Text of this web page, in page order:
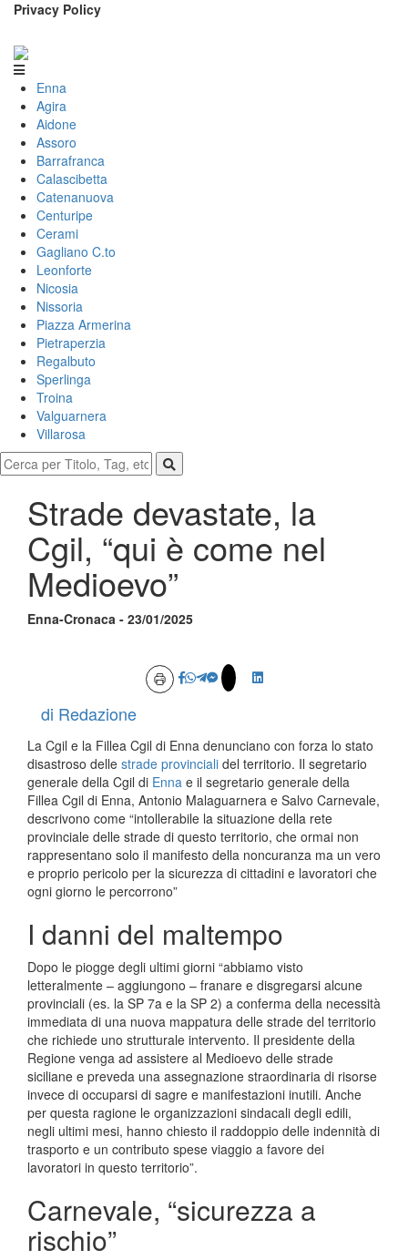
Privacy Policy
Enna
Agira
Aidone
Assoro
Barrafranca
Calascibetta
Catenanuova
Centuripe
Cerami
Gagliano C.to
Leonforte
Nicosia
Nissoria
Piazza Armerina
Pietraperzia
Regalbuto
Sperlinga
Troina
Valguarnera
Villarosa
Strade devastate, la
Cgil, “qui è come nel
Medioevo”
Enna-Cronaca - 23/01/2025
di Redazione
La Cgil e la Fillea Cgil di Enna denunciano con forza lo stato
disastroso delle strade provinciali del territorio. Il segretario
generale della Cgil di Enna e il segretario generale della
Fillea Cgil di Enna, Antonio Malaguarnera e Salvo Carnevale,
descrivono come “intollerabile la situazione della rete
provinciale delle strade di questo territorio, che ormai non
rappresentano solo il manifesto della noncuranza ma un vero
e proprio pericolo per la sicurezza di cittadini e lavoratori che
ogni giorno le percorrono”
I danni del maltempo
Dopo le piogge degli ultimi giorni “abbiamo visto
letteralmente – aggiungono – franare e disgregarsi alcune
provinciali (es. la SP 7a e la SP 2) a conferma della necessità
immediata di una nuova mappatura delle strade del territorio
che richiede uno strutturale intervento. Il presidente della
Regione venga ad assistere al Medioevo delle strade
siciliane e preveda una assegnazione straordinaria di risorse
invece di occuparsi di sagre e manifestazioni inutili. Anche
per questa ragione le organizzazioni sindacali degli edili,
negli ultimi mesi, hanno chiesto il raddoppio delle indennità di
trasporto e un contributo spese viaggio a favore dei
lavoratori in questo territorio”.
Carnevale, “sicurezza a
rischio”